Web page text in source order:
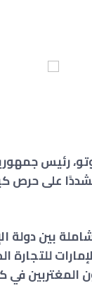
رئيس
مشددًا على
بين دولة
للتجارة
المغتربين في